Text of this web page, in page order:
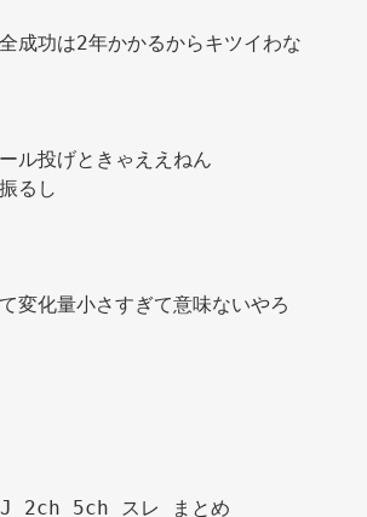
成功は2年かかるからキツイわな
ル投げときゃええねん
るし
変化量小さすぎて意味ないやろ
J 2ch 5ch スレ まとめ